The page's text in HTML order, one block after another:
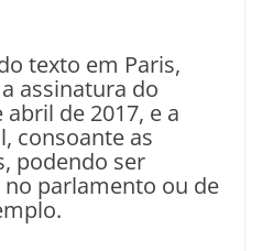
texto em Paris,
assinatura do
de 2017, e a
consoante as
podendo ser
parlamento ou de